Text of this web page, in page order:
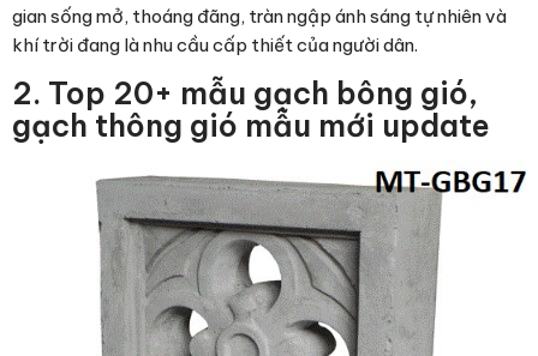
gian sống mở, thoáng đãng, tràn ngập ánh sáng tự nhiên và
khí trời đang là nhu cầu cấp thiết của người dân.
2. Top 20+ mẫu gạch bông gió,
gạch thông gió mẫu mới update